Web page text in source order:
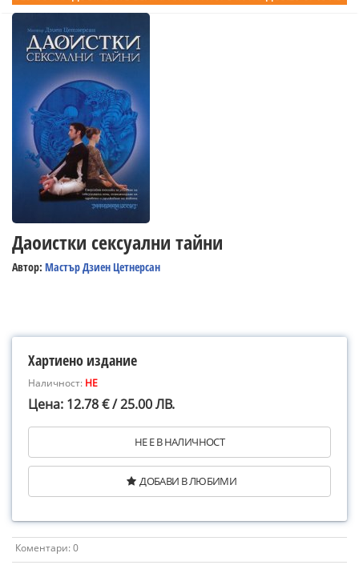
Даоистки сексуални тайни
Автор: Мастър Дзиен Цетнерсан
Хартиено издание
Наличност: НЕ
Цена: 12.78 € / 25.00 ЛВ.
НЕ Е В НАЛИЧНОСТ
ДОБАВИ В ЛЮБИМИ
Коментари: 0